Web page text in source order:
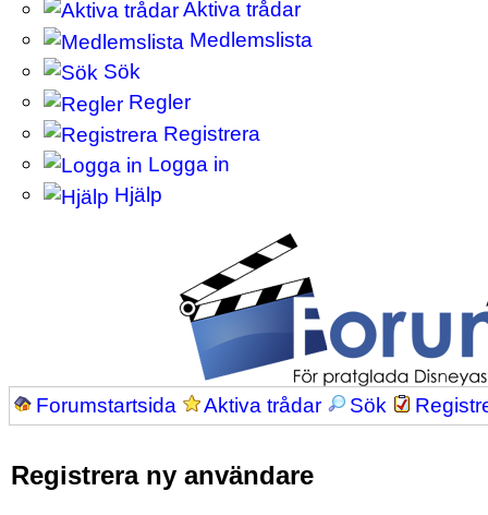
Aktiva trådar
Medlemslista
Sök
Regler
Registrera
Logga in
Hjälp
Forumstartsida Aktiva trådar Sök
Registrera ny användare